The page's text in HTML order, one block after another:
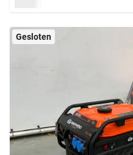
Gesloten